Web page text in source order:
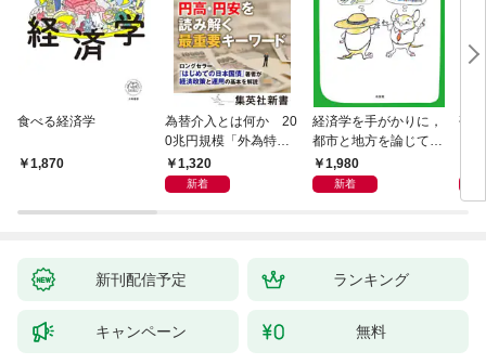
食べる経済学
1,870
為替介入とは何か 20
0兆円規模「外為特
会」が生まれた謎
1,320
新着
経済学を手がかりに，
都市と地方を論じてみ
よう1,980
新着
研
新刊配信予定 ランキング
キャンペーン 無料